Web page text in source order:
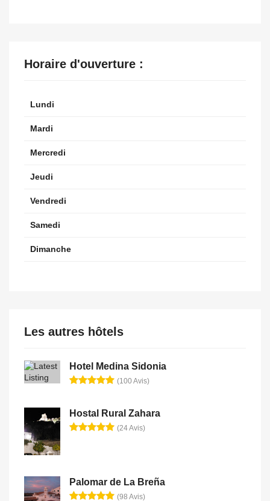
Horaire d'ouverture :
Lundi
Mardi
Mercredi
Jeudi
Vendredi
Samedi
Dimanche
Les autres hôtels
Hotel Medina Sidonia
(100 Avis)
Hostal Rural Zahara
(24 Avis)
Palomar de La Breña
(98 Avis)